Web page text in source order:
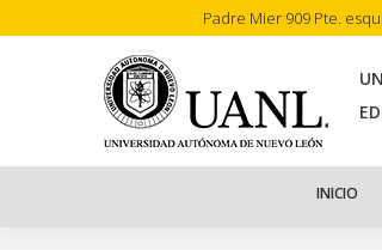
Padre Mier 909 Pte.
INICIO